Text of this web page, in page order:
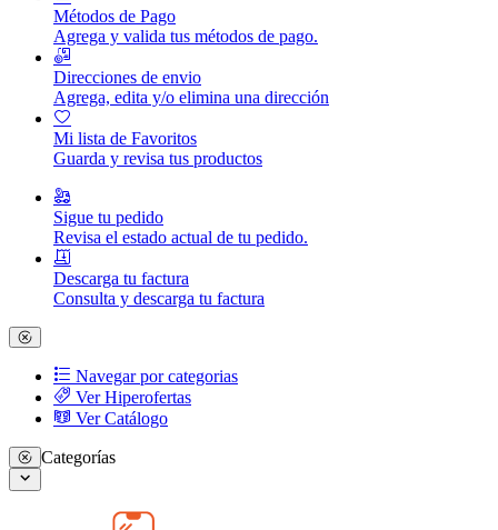
Métodos de Pago
Agrega y valida tus métodos de pago.
Direcciones de envio
Agrega, edita y/o elimina una dirección
Mi lista de Favoritos
Guarda y revisa tus productos
Sigue tu pedido
Revisa el estado actual de tu pedido.
Descarga tu factura
Consulta y descarga tu factura
Navegar por categorias
Ver Hiperofertas
Ver Catálogo
Categorías